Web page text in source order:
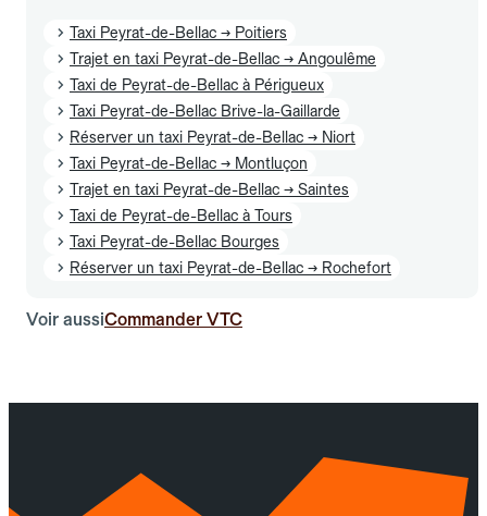
Taxi Peyrat-de-Bellac → Poitiers
Trajet en taxi Peyrat-de-Bellac → Angoulême
Taxi de Peyrat-de-Bellac à Périgueux
Taxi Peyrat-de-Bellac Brive-la-Gaillarde
Réserver un taxi Peyrat-de-Bellac → Niort
Taxi Peyrat-de-Bellac → Montluçon
Trajet en taxi Peyrat-de-Bellac → Saintes
Taxi de Peyrat-de-Bellac à Tours
Taxi Peyrat-de-Bellac Bourges
Réserver un taxi Peyrat-de-Bellac → Rochefort
Voir aussiCommander VTC